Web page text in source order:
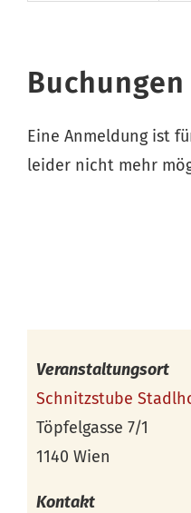
Buchungen
Eine Anmeldung ist
leider nicht mehr
Veranstaltungsort
Schnitzstube
Töpfelgasse 7/1
1140 Wien
Kontakt